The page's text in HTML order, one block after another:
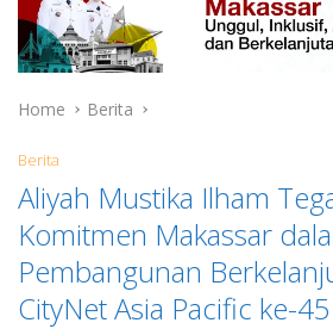
Home Berita
Berita
Aliyah Mustika Ilham
Komitmen Makassar
Pembangunan
CityNet Asia Pacific ke-45